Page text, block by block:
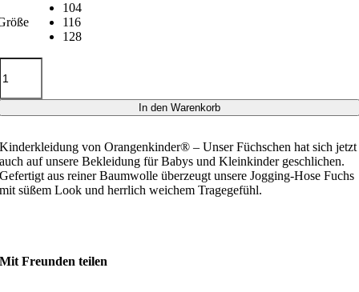
104
116
128
In den Warenkorb
Kinderkleidung von Orangenkinder® – Unser Füchschen hat sich jetzt
auch auf unsere Bekleidung für Babys und Kleinkinder geschlichen.
Gefertigt aus reiner Baumwolle überzeugt unsere Jogging-Hose Fuchs
mit süßem Look und herrlich weichem Tragegefühl.
Mit Freunden teilen